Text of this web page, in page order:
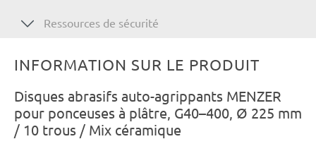
Ressources de sécurité
INFORMATION SUR LE PRODUIT
Disques abrasifs auto-agrippants MENZER
pour ponceuses à plâtre, G40–400, Ø 225 mm
/ 10 trous / Mix céramique